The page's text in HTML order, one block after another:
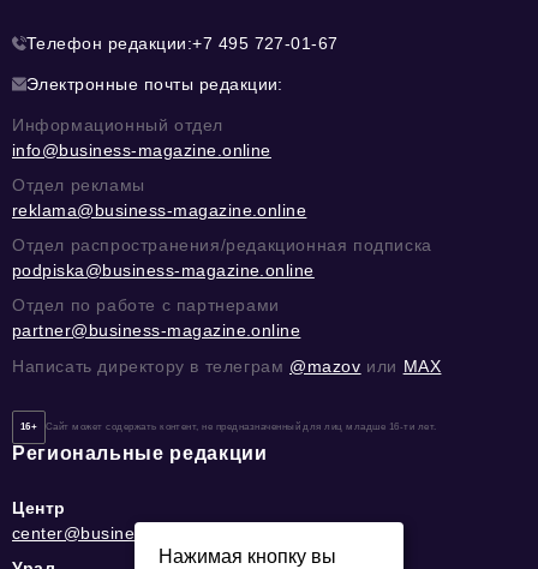
Телефон редакции:+7 495 727-01-67
Электронные почты редакции:
Информационный отдел
info@business-magazine.online
Отдел рекламы
reklama@business-magazine.online
Отдел распространения/редакционная подписка
podpiska@business-magazine.online
Отдел по работе с партнерами
partner@business-magazine.online
Написать директору в телеграм @mazov или MAX
16+ Сайт может содержать контент, не предназначенный для лиц младше 16-ти лет.
Региональные редакции
Центр
center@business-magazine.online
Нажимая кнопку вы